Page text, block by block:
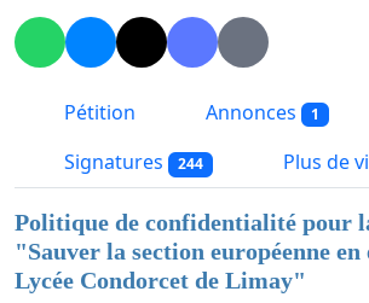
Pétition Annonces 1
Signatures 244 Plus de
Politique de confidentialité pour
"Sauver la section européenne en
Lycée Condorcet de Limay"